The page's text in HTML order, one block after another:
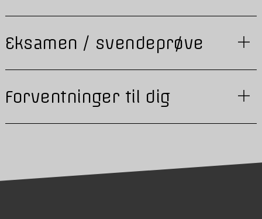
Eksamen / svendeprøve
Forventninger til dig